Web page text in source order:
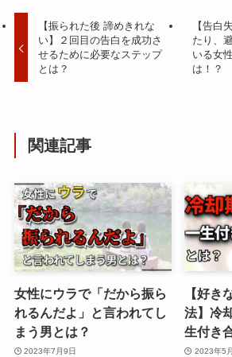
【振られた後 諦めきれな
い】２回目の告白を成功さ
せるために必要なステップ
とは？
【告白
たり、
いる女
は！？
関連記事
女性にウラで「だから振ら
れるんだよ」と言われてし
まう男とは？
2023年7月9日
【好き
法】冷
生付き
2023年5